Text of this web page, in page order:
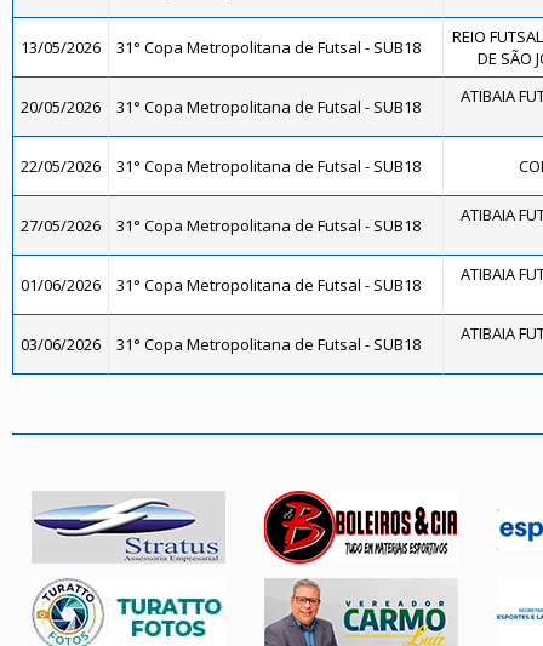
13/05/2026 31° Copa Metropolitana de Futsal - SUB18
REIO
DE SÃO
20/05/2026 31° Copa Metropolitana de Futsal - SUB18 ATIBAIA
22/05/2026 31° Copa Metropolitana de Futsal - SUB18
27/05/2026 31° Copa Metropolitana de Futsal - SUB18 ATIBAIA
01/06/2026 31° Copa Metropolitana de Futsal - SUB18 ATIBAIA
03/06/2026 31° Copa Metropolitana de Futsal - SUB18 ATIBAIA